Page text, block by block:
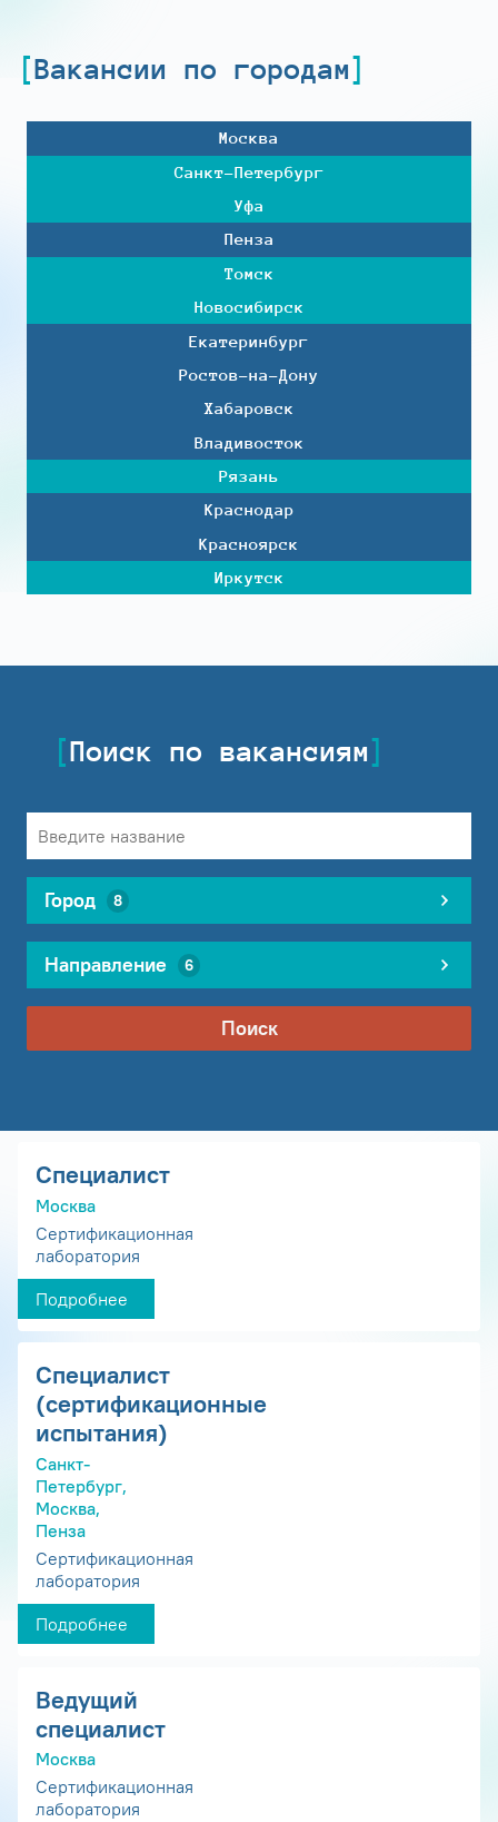
Вакансии по городам
Москва
Санкт-Петербург
Уфа
Пенза
Томск
Новосибирск
Екатеринбург
Ростов-на-Дону
Хабаровск
Владивосток
Рязань
Краснодар
Красноярск
Иркутск
Поиск по вакансиям
Город 8
Направление 6
Поиск
Специалист
Москва
Сертификационная
лаборатория
Подробнее
Специалист
(сертификационные
испытания)
Санкт-
Петербург,
Москва,
Пенза
Сертификационная
лаборатория
Подробнее
Ведущий
специалист
Москва
Сертификационная
лаборатория